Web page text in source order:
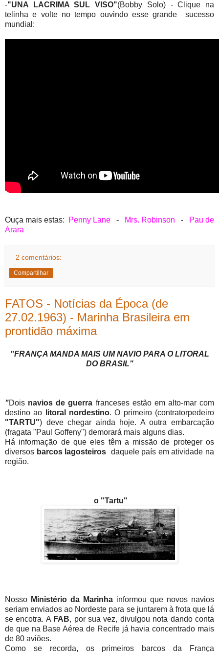
-"UNA LACRIMA SUL VISO"(Bobby Solo) - Clique na
telinha e volte no tempo ouvindo esse grande sucesso
mundial:
Ouça mais estas: Penny Lane - Mrs. Robinson -
Pau de
Arara
2 comentários:
Compartilhar
FATOS - Notícias da Época (de
27.02.1963) - Marinha Brasileira em
prontidão máxima
"FRANÇA MANDA MAIS UM NAVIO PARA O LITORAL
DO BRASIL"
"Dois navios de guerra franceses estão em alto-mar com
destino ao
litoral nordestino. O primeiro (contratorpedeiro
"TARTU") deve chegar ainda hoje. A outra embarcação
(fragata "Paul Goffeny") demorará mais alguns dias.
Há informação de que eles têm a missão de proteger os
diversos barcos lagosteiros daquele país em atividade na
região.
o "Tartu"
Nosso Ministério da Marinha informou que novos navios
seriam enviados ao Nordeste para se juntarem à frota que lá
se encotra. A FAB, por sua vez, divulgou nota dando conta
de que na Base Aérea de Recife já havia concentrado mais
de 80 aviões.
Como se recorda, os primeiros barcos da França